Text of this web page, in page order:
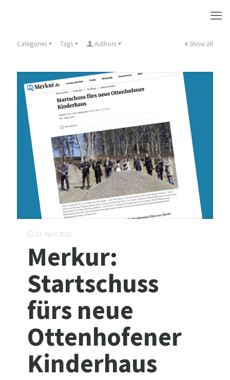
Categories Tags Authors Show all
11. April 2022
Merkur:
Startschuss
fürs neue
Ottenhofener
Kinderhaus